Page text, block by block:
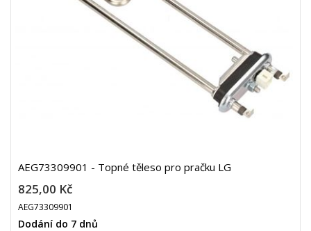
AEG73309901 - Topné těleso pro pračku LG
825,00 Kč
AEG73309901
Dodání do 7 dnů